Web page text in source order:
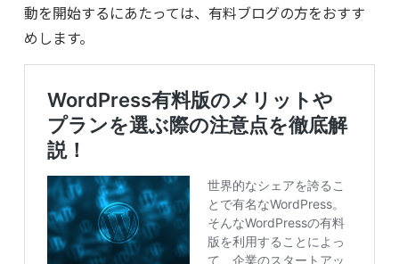
動を開始するにあたっては、有料ブログの方をおすす
めします。